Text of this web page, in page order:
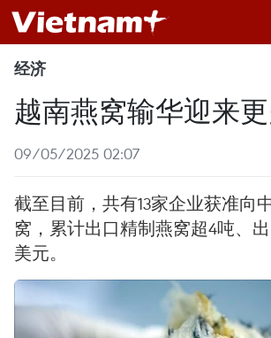
经济
越南燕窝输华迎来
09/05/2025 02:07
截至目前，共有13家企业获准向
窝，累计出口精制燕窝超4吨、
美元。